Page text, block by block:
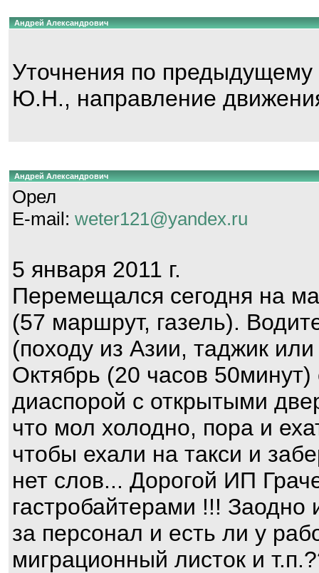
Андрей Александрович
Уточнения по
Ю.Н., направление
Андрей Александрович
Орел
E-mail: weter121@yandex.ru
5 января 2011 г.
Перемещался сегодня на
(57 маршрут, газель).
(походу из Азии, таджик
Октябрь (20 часов
диаспорой с открытыми
что мол холодно, пора и
чтобы ехали на такси и
нет слов... Дорогой ИП
гастробайтерами !!!
за персонал и есть ли у
миграционный листок и